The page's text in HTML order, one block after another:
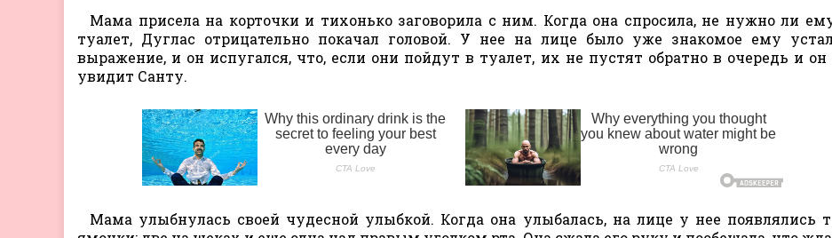
Мама присела на корточки и тихонько заговорила с ним. Когда она спросила, не нужно ли
туалет, Дуглас отрицательно покачал головой. У нее на лице было уже знакомое ему
выражение, и он испугался, что, если они пойдут в туалет, их не пустят обратно в очередь и он
увидит Санту.
Мама улыбнулась своей чудесной улыбкой. Когда она улыбалась, на лице у нее появлялись